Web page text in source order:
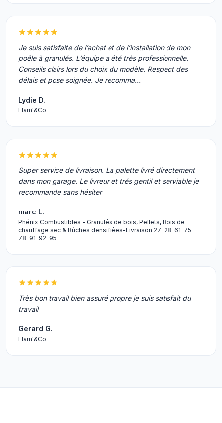
Je suis satisfaite de l’achat et de l’installation de mon
poêle à granulés. L’équipe a été très professionnelle.
Conseils clairs lors du choix du modèle. Respect des
délais et pose soignée. Je recomma…
Lydie D.
Flam'&Co
Super service de livraison. La palette livré directement
dans mon garage. Le livreur et trés gentil et serviable je
recommande sans hésiter
marc L.
Phénix Combustibles - Granulés de bois, Pellets, Bois de
chauffage sec & Bûches densifiées-Livraison 27-28-61-75-
78-91-92-95
Très bon travail bien assuré propre je suis satisfait du
travail
Gerard G.
Flam'&Co